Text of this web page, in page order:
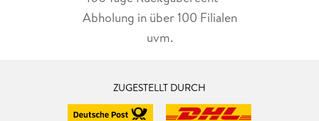
Abholung in über 100 Filialen
uvm.
ZUGESTELLT DURCH